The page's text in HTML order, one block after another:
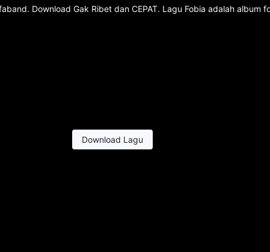
Download Gak Ribet dan CEPAT. Lagu Fobia adalah album
Download Lagu